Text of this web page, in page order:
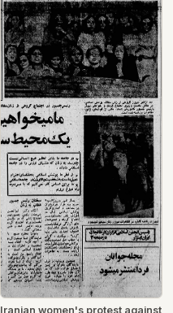
Iranian women's protest against